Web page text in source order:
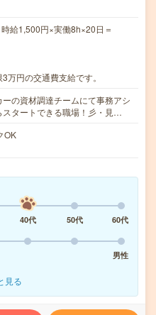
給1,500円×実働8h×20日＝
万円の交通費支給です。
の資材調達チームにて事務アシ
スタートできる職場！彡・見…
OK
40代 50代
60代
男性
見る